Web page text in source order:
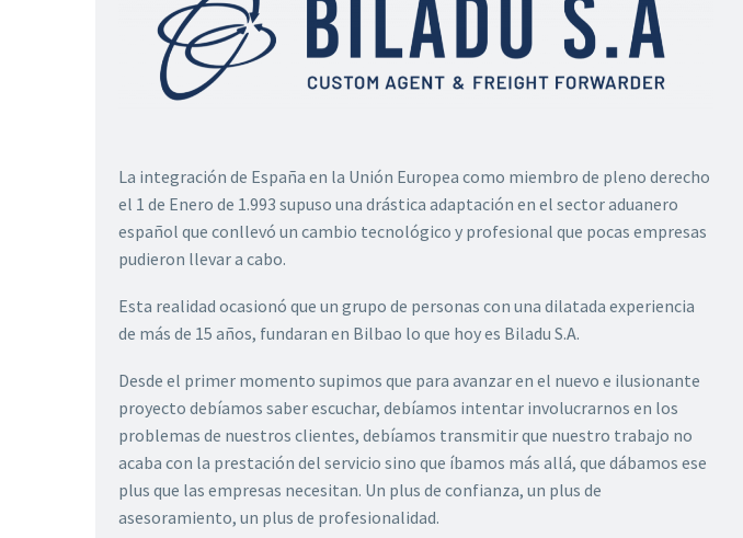
La integración de España en la Unión Europea como miembro de pleno derecho
el 1 de Enero de 1.993 supuso una drástica adaptación en el sector aduanero
español que conllevó un cambio tecnológico y profesional que pocas empresas
pudieron llevar a cabo.
Esta realidad ocasionó que un grupo de personas con una dilatada experiencia
de más de 15 años, fundaran en Bilbao lo que hoy es Biladu S.A.
Desde el primer momento supimos que para avanzar en el nuevo e ilusionante
proyecto debíamos saber escuchar, debíamos intentar involucrarnos en los
problemas de nuestros clientes, debíamos transmitir que nuestro trabajo no
acaba con la prestación del servicio sino que íbamos más allá, que dábamos ese
plus que las empresas necesitan. Un plus de confianza, un plus de
asesoramiento, un plus de profesionalidad.